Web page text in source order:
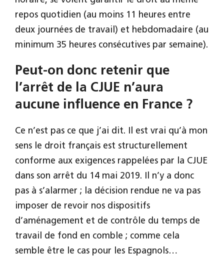
repos quotidien (au moins 11 heures entre
deux journées de travail) et hebdomadaire (au
minimum 35 heures consécutives par semaine).
Peut-on donc retenir que
l’arrêt de la CJUE n’aura
aucune influence en France ?
Ce n’est pas ce que j’ai dit. Il est vrai qu’à mon
sens le droit français est structurellement
conforme aux exigences rappelées par la CJUE
dans son arrêt du 14 mai 2019. Il n’y a donc
pas à s’alarmer ; la décision rendue ne va pas
imposer de revoir nos dispositifs
d’aménagement et de contrôle du temps de
travail de fond en comble ; comme cela
semble être le cas pour les Espagnols…